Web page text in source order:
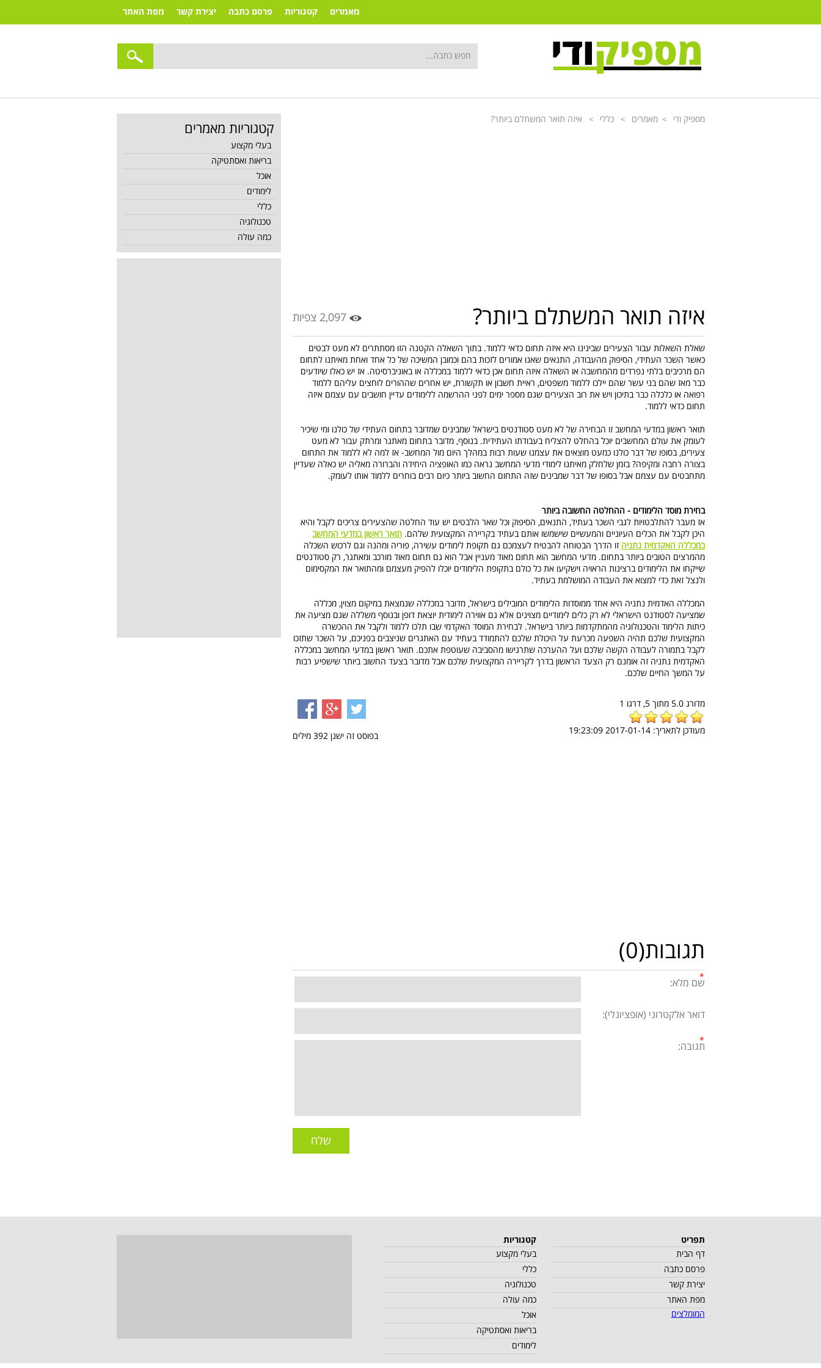
מאמרים קטגוריות פרסם כתבה יצירת קשר מפת האתר
מספיק ודי > מאמרים > כללי > איזה תואר המשתלם ביותר?
איזה תואר המשתלם ביותר? 2,097 צפיות
שאלת השאלות עבור הצעירים שבינינו היא איזה תחום כדאי ללמוד. בתוך השאלה הקטנה הזו מסתתרים לא מעט לבטים
כאשר השכר העתידי, הסיפוק מהעבודה, התנאים שאנו אמורים לזכות בהם וכמובן המשיכה של כל אחד ואחת מאיתנו לתחום
הם מרכיבים בלתי נפרדים מהמחשבה או השאלה איזה תחום אכן כדאי ללמוד במכללה או באוניברסיטה. אז יש כאלו שיודעים
כבר מאז שהם בני עשר שהם יילכו ללמוד משפטים, ראיית חשבון או תקשורת, יש אחרים שההורים לוחצים עליהם ללמוד
רפואה או כלכלה כבר בתיכון ויש את רוב הצעירים שגם מספר ימים לפני ההרשמה ללימודים עדיין חושבים עם עצמם איזה
תחום כדאי ללמוד.
תואר ראשון במדעי המחשב זו הבחירה של לא מעט סטודנטים בישראל שמבינים שמדובר בתחום העתידי של כולנו ומי שיכיר
לעומק את עולם המחשבים יוכל בהחלט להצליח בעבודתו העתידית. בנוסף, מדובר בתחום מאתגר ומרתק עבור לא מעט
צעירים, בסופו של דבר כולנו כמעט מוצאים את עצמנו שעות רבות במהלך היום מול המחשב- אז למה לא ללמוד את התחום
בצורה רחבה ומקיפה? בזמן שלחלק מאיתנו לימודי מדעי המחשב נראה כמו האופציה היחידה והברורה מאליה יש כאלה שעדיין
מתחבטים עם עצמם אבל בסופו של דבר שמבינים שזה התחום החשוב ביותר כיום רבים בוחרים ללמוד אותו לעומק.
בחירת מוסד הלימודים - ההחלטה החשובה ביותר
אז מעבר להתלבטויות לגבי השכר בעתיד, התנאים, הסיפוק וכל שאר הלבטים יש עוד החלטה שהצעירים צריכים לקבל והיא
היכן לקבל את הכלים העיוניים והמעשיים שישמשו אותם בעתיד בקריירה המקצועית שלהם.תואר ראשון במדעי המחשב
במכללה האקדמית נתניה זו הדרך הבטוחה להבטיח לעצמכם גם תקופת לימודים עשירה, פוריה ומהנה וגם לרכוש השכלה
מהמרצים הטובים ביותר בתחום. מדעי המחשב הוא תחום מאוד מעניין אבל הוא גם תחום מאוד מורכב ומאתגר, רק סטודנטים
שייקחו את הלימודים ברצינות הראויה וישקיעו את כל כולם בתקופת הלימודים יוכלו להפיק מעצמם ומהתואר את המקסימום
ולנצל זאת כדי למצוא את העבודה המושלמת בעתיד.
המכללה האדמית נתניה היא אחד ממוסדות הלימודים המובילים בישראל, מדובר במכללה שנמצאת במיקום מצוין, מכללה
שמציעה לסטודנט הישראלי לא רק כלים לימודיים מצוינים אלא גם אווירה לימודית יוצאת דופן ובנוסף משללה שגם מציעה את
כיתות הלימוד והטכנולוגיה מהמתקדמות ביותר בישראל. לבחירת המוסד האקדמי שבו תלכו ללמוד ולקבל את ההכשרה
המקצועית שלכם תהיה השפעה מכרעת על היכולת שלכם להתמודד בעתיד עם האתגרים שניצבים בפניכם, על השכר שתזכו
לקבל בתמורה לעבודה הקשה שלכם ועל ההערכה שתרגישו מהסביבה שעוטפת אתכם. תואר ראשון במדעי המחשב במכללה
האקדמית נתניה זה אומנם רק הצעד הראשון בדרך לקריירה המקצועית שלכם אבל מדובר בצעד החשוב ביותר שישפיע רבות
על המשך החיים שלכם.
מדורג5.0 מתוך5, דרגו 1
מעודכן לתאריך:2017-01-14 19:23:09
בפוסט זה ישנן 392מילים
תגובות(0)
שם מלא:
דואר אלקטרוני (אופציונלי):
תגובה:
שלח
קטגוריות מאמרים
בעלי מקצוע
בריאות ואסתטיקה
אוכל
לימודים
כללי
טכנולוגיה
כמה עולה
תפריט
דף הבית
פרסם כתבה
יצירת קשר
מפת האתר
המומלצים
קטגוריות
בעלי מקצוע
כללי
טכנולוגיה
כמה עולה
אוכל
בריאות ואסתטיקה
לימודים